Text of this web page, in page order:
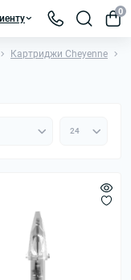
0
Картриджи Cheyenne